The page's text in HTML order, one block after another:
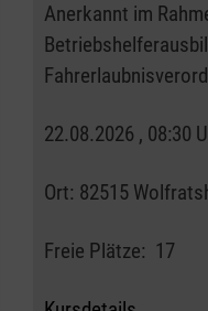
Anerkannt im
22.08.2026 , 08:30
Ort: 82515
Freie Plätze: 17